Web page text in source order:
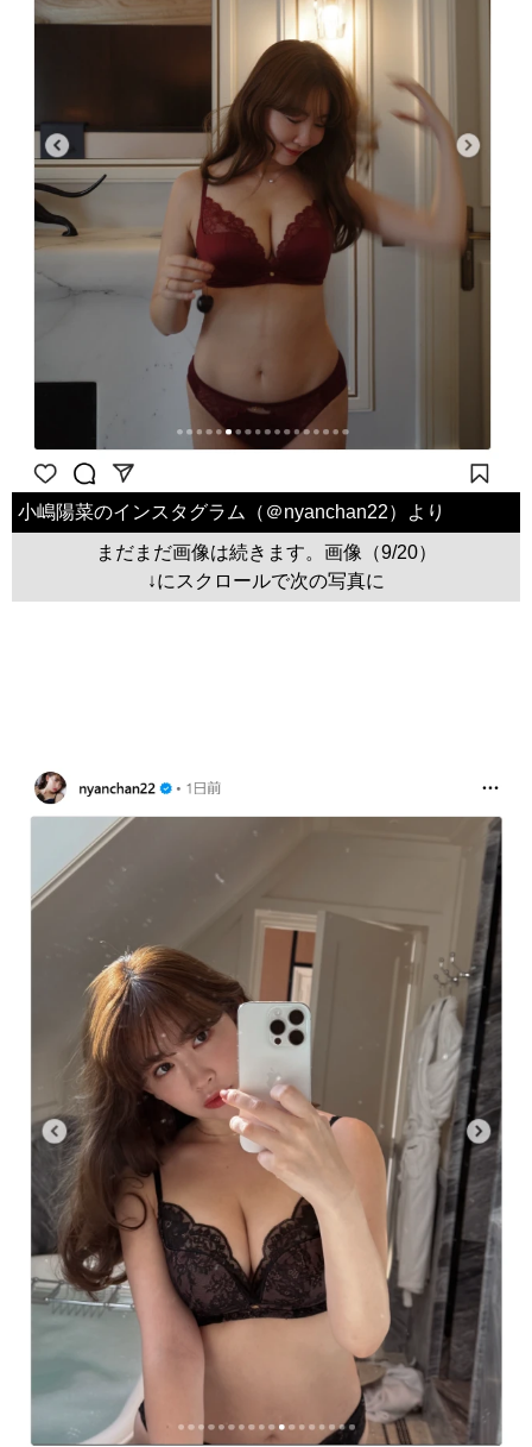
小嶋陽菜のインスタグラム（＠nyanchan22）より
まだまだ画像は続きます。画像（9/20）
↓にスクロールで次の写真に